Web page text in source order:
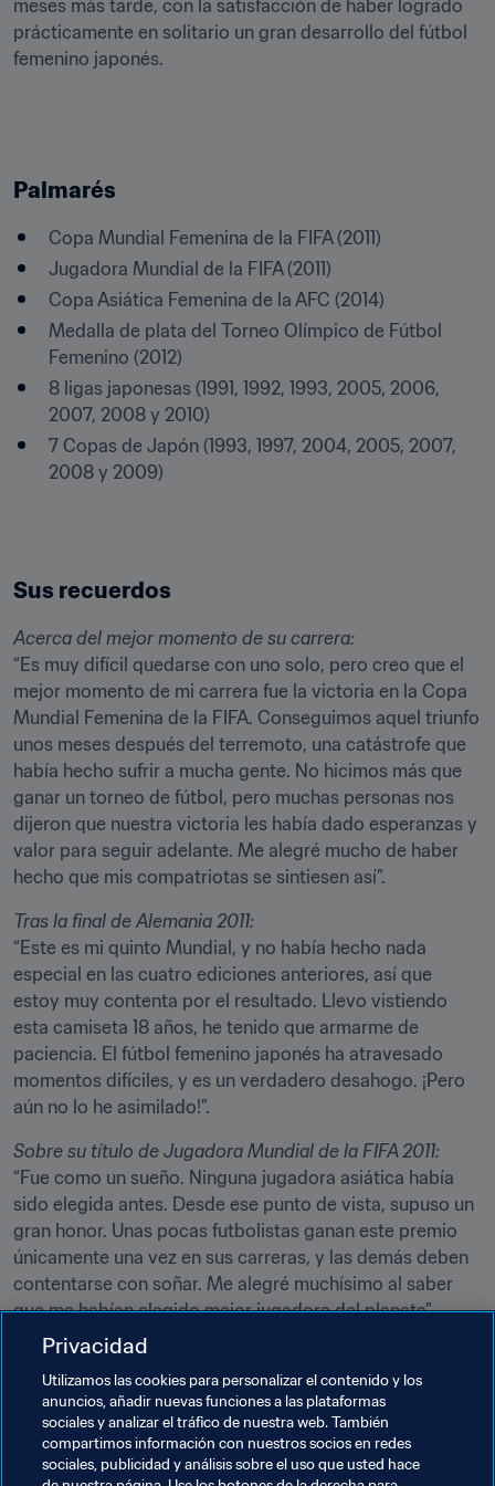
meses más tarde, con la satisfacción de haber logrado
prácticamente en solitario un gran desarrollo del fútbol
femenino japonés.
Palmarés
Copa Mundial Femenina de la FIFA (2011)
Jugadora Mundial de la FIFA (2011)
Copa Asiática Femenina de la AFC (2014)
Medalla de plata del Torneo Olímpico de Fútbol
Femenino (2012)
8 ligas japonesas (1991, 1992, 1993, 2005, 2006,
2007, 2008 y 2010)
7 Copas de Japón (1993, 1997, 2004, 2005, 2007,
2008 y 2009)
Sus recuerdos
Acerca del mejor momento de su carrera:
“Es muy difícil quedarse con uno solo, pero creo que el
mejor momento de mi carrera fue la victoria en la Copa
Mundial Femenina de la FIFA. Conseguimos aquel triunfo
unos meses después del terremoto, una catástrofe que
había hecho sufrir a mucha gente. No hicimos más que
ganar un torneo de fútbol, pero muchas personas nos
dijeron que nuestra victoria les había dado esperanzas y
valor para seguir adelante. Me alegré mucho de haber
hecho que mis compatriotas se sintiesen así”.
Tras la final de Alemania 2011:
“Este es mi quinto Mundial, y no había hecho nada
especial en las cuatro ediciones anteriores, así que
estoy muy contenta por el resultado. Llevo vistiendo
esta camiseta 18 años, he tenido que armarme de
paciencia. El fútbol femenino japonés ha atravesado
momentos difíciles, y es un verdadero desahogo. ¡Pero
aún no lo he asimilado!”.
Sobre su título de Jugadora Mundial de la FIFA 2011:
“Fue como un sueño. Ninguna jugadora asiática había
sido elegida antes. Desde ese punto de vista, supuso un
gran honor. Unas pocas futbolistas ganan este premio
únicamente una vez en sus carreras, y las demás deben
contentarse con soñar. Me alegré muchísimo al saber
que me habían elegido mejor jugadora del planeta”.
Acerca de su influencia en el desarrollo del fútbol
femenino en Japón:
“Llevo mucho tiempo jugando al fútbol, pero hubo que
esperar a nuestra victoria en el Mundial para que las
cosas cambiasen de verdad. De la noche a la mañana,
Privacidad
Utilizamos las cookies para personalizar el contenido y los
anuncios, añadir nuevas funciones a las plataformas
sociales y analizar el tráfico de nuestra web. También
compartimos información con nuestros socios en redes
sociales, publicidad y análisis sobre el uso que usted hace